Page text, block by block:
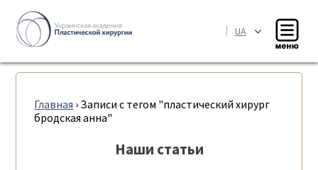
| UA
Главная › Записи с тегом "пластический хирург
бродская анна"
Наши статьи